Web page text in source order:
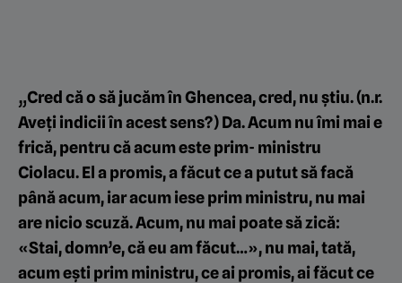
„Cred că o să jucăm în Ghencea, cred, nu știu. (n.r.
Aveți indicii în acest sens?) Da. Acum nu îmi mai e
frică, pentru că acum este prim- ministru
Ciolacu. El a promis, a făcut ce a putut să facă
până acum, iar acum iese prim ministru, nu mai
are nicio scuză. Acum, nu mai poate să zică:
«Stai, domn’e, că eu am făcut…», nu mai, tată,
acum ești prim ministru, ce ai promis, ai făcut ce